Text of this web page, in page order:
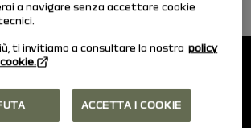
torna in alto
a navigare senza accettare cookie
ti invitiamo a consultare la nostra policy
ACCETTA I COOKIE